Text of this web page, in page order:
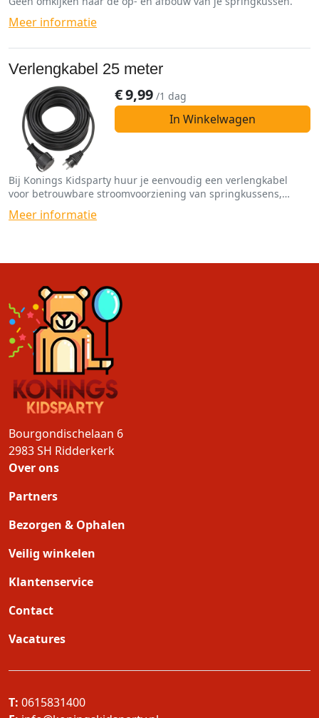
Meer informatie
Verlengkabel 25 meter
€9,99 /1 dag
In Winkelwagen
Bij Konings Kidsparty huur je eenvoudig een verlengkabel
voor betrouwbare stroomvoorziening van springkussens,
spellen en funfoodmachines.
Meer informatie
Bourgondischelaan 6
2983 SH Ridderkerk
Over ons
Partners
Bezorgen & Ophalen
Veilig winkelen
Klantenservice
Contact
Vacatures
T: 0615831400